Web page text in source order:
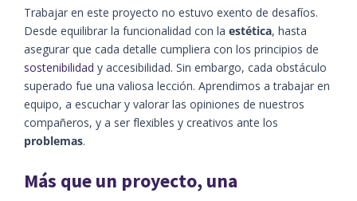
Trabajar en este proyecto no estuvo exento de desafíos.
Desde equilibrar la funcionalidad con la estética, hasta
asegurar que cada detalle cumpliera con los principios de
sostenibilidad y accesibilidad. Sin embargo, cada obstáculo
superado fue una valiosa lección. Aprendimos a trabajar en
equipo, a escuchar y valorar las opiniones de nuestros
compañeros, y a ser flexibles y creativos ante los
problemas.
Más que un proyecto, una